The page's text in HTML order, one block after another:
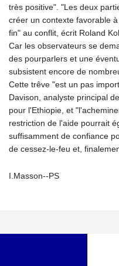
très positive". "Les deux
créer un contexte favorable
fin" au conflit, écrit Roland
Car les observateurs se
des pourparlers et une
subsistent encore de
Cette trêve "est un pas
Davison, analyste principal
pour l'Ethiopie, et
restriction de l'aide pourrait
suffisamment de confiance
de cessez-le-feu et,
I.Masson--PS